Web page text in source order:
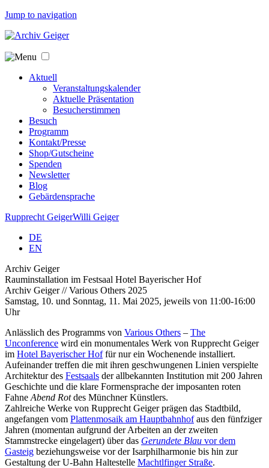
Jump to navigation
Aktuell
Veranstaltungskalender
Aktuelle Präsentation
Besucherstimmen
Besuch
Programm
Kontakt/Presse
Shop/Gutscheine
Spenden
Newsletter
Blog
Gebärdensprache
Rupprecht GeigerWilli Geiger
DE
EN
Archiv Geiger
Rauminstallation im Festsaal Hotel Bayerischer Hof
Archiv Geiger // Various Others 2025
Samstag, 10. und Sonntag, 11. Mai 2025, jeweils von 11:00-16:00
Uhr
Anlässlich des Programms von Various Others – The
Unconference wird ein monumentales Werk von Rupprecht Geiger
im Hotel Bayerischer Hoffür nur ein Wochenende installiert.
Aufeinander treffen die mit ihren geschwungenen Linien verspielte
Architektur des Festsaals der allbekannten Institution mit 200 Jahren
Geschichte und die klare Formensprache der imposanten roten
Fahne Abend Rotdes Münchner Künstlers.
Zahlreiche Werke von Rupprecht Geiger prägen das Stadtbild,
angefangen vom Plattenmosaik am Hauptbahnhofaus den fünfziger
Jahren (momentan aufgrund der Arbeiten an der zweiten
Stammstrecke eingelagert) über das Gerundete Blau vor dem
Gasteig beziehungsweise vor der Isarphilharmonie bis hin zur
Gestaltung der U-Bahn Haltestelle Machtlfinger Straße.